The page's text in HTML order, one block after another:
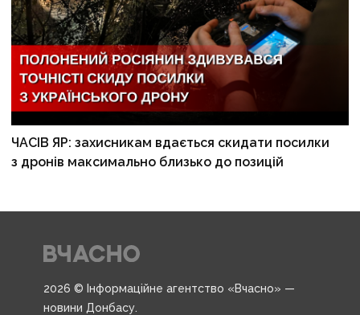
ЧАСІВ ЯР: захисникам вдається скидати посилки
з дронів максимально близько до позицій
2026 © Інформаційне агентство «Вчасно» —
новини Донбасу.